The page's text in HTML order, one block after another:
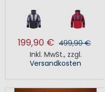
199,90 € 499,90 €
Inkl. MwSt., zzgl.
Versandkosten